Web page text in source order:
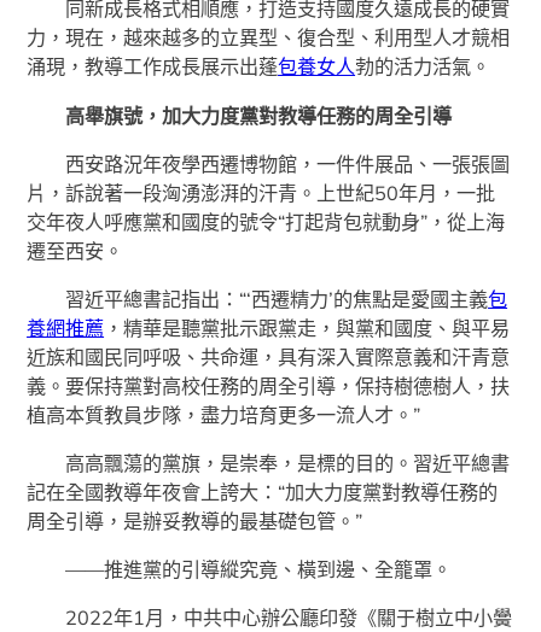
同新成長格式相順應，打造支持國度久遠成長的硬實
力，現在，越來越多的立異型、復合型、利用型人才競相
涌現，教導工作成長展示出蓬包養女人勃的活力活氣。
高舉旗號，加大力度黨對教導任務的周全引導
西安路況年夜學西遷博物館，一件件展品、一張張圖
片，訴說著一段洶湧澎湃的汗青。上世紀50年月，一批
交年夜人呼應黨和國度的號令“打起背包就動身”，從上海
遷至西安。
習近平總書記指出：“‘西遷精力’的焦點是愛國主義包
養網推薦 ，精華是聽黨批示跟黨走，與黨和國度、與平易
近族和國民同呼吸、共命運，具有深入實際意義和汗青意
義。要保持黨對高校任務的周全引導，保持樹德樹人，扶
植高本質教員步隊，盡力培育更多一流人才。”
高高飄蕩的黨旗，是崇奉，是標的目的。習近平總書
記在全國教導年夜會上誇大：“加大力度黨對教導任務的
周全引導，是辦妥教導的最基礎包管。”
——推進黨的引導縱究竟、橫到邊、全籠罩。
2022年1月，中共中心辦公廳印發《關于樹立中小黌